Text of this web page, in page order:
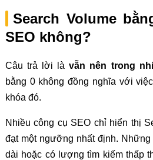
Search Volume
SEO không?
Câu trả lời làvẫn nên trong
bằng 0 không đồng nghĩa với
khóa đó.
Nhiều công cụ SEO chỉ hiển thị
đạt một ngưỡng nhất định.
dài hoặc có lượng tìm kiếm thấp